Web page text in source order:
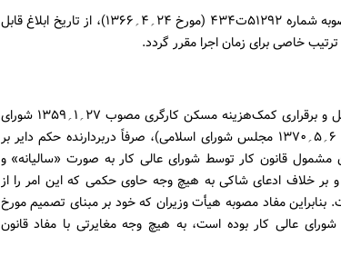
۲. مصوبات هیأت وزیران به استناد مصوبه شماره ۵۱۲۹۲ت۴۳۴ (مورخ ۲۴؍۴؍۱۳۶۶)، از تاریخ ابلاغ قابل
خاصی برای زمان اجرا مقرر گردد.
۱. قانون اصلاح قانون طبقه‌بندی مشاغل و برقراری کمک‌هزینه مسکن کارگری مصوب ۲۷؍۱؍۱۳۵۹ شورای
انقلاب جمهوری اسلامی ایران (مصوب ۶؍۵؍۱۳۷۰ مجلس شورای اسلامی)، صرفاً دربردارنده حکم دایر بر
مشمول قانون کار توسط شورای عالی کار به صورت «سالیانه» و
خلاف ادعای شاکی به هیچ وجه حاوی حکمی که این امر را از
بنابراین مفاد مصوبه هیأت وزیران که خود بر مبنای تصمیم مورخ
۲۹۲مین جلسه شورای عالی کار بوده است، به هیچ وجه مغایرتی با مفاد قانون